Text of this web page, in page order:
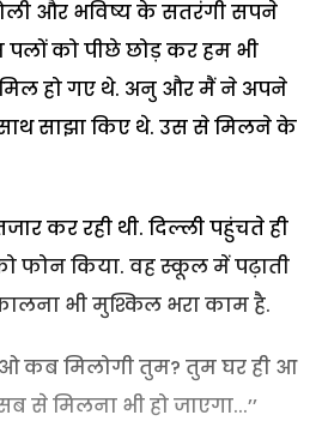
और भविष्य के सतरंगी सपने
को पीछे छोड़ कर हम भी
हो गए थे. अनु और मैं ने अपने
साझा किए थे. उस से मिलने के
कर रही थी. दिल्ली पहुंचते ही
फोन किया. वह स्कूल में पढ़ाती
भी मुश्किल भरा काम है.
कब मिलोगी तुम? तुम घर ही आ
मिलना भी हो जाएगा...’’